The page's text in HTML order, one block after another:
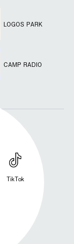
LOGOS PARK
CAMP RADIO
TikTok